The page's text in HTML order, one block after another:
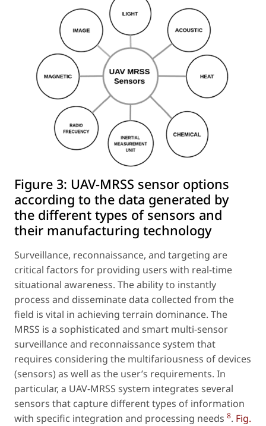
Figure 3: UAV-MRSS sensor options
according to the data generated by
the different types of sensors and
their manufacturing technology
Surveillance, reconnaissance, and targeting are
critical factors for providing users with real-time
situational awareness. The ability to instantly
process and disseminate data collected from the
field is vital in achieving terrain dominance. The
MRSS is a sophisticated and smart multi-sensor
surveillance and reconnaissance system that
requires considering the multifariousness of devices
(sensors) as well as the user’s requirements. In
particular, a UAV-MRSS system integrates several
sensors that capture different types of information
with specific integration and processing needs 8. Fig.